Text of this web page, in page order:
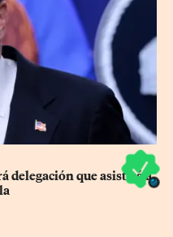
delegación que asistirá a